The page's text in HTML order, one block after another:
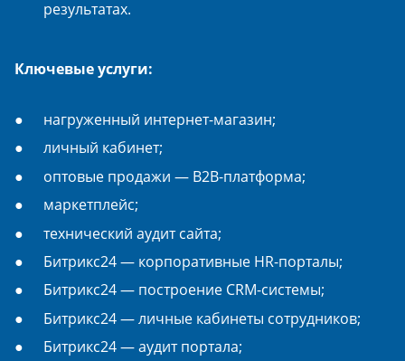
результатах.
Ключевые услуги:
нагруженный интернет-магазин;
личный кабинет;
оптовые продажи — B2B-платформа;
маркетплейс;
технический аудит сайта;
Битрикс24 — корпоративные HR-порталы;
Битрикс24 — построение CRM-системы;
Битрикс24 — личные кабинеты сотрудников;
Битрикс24 — аудит портала;